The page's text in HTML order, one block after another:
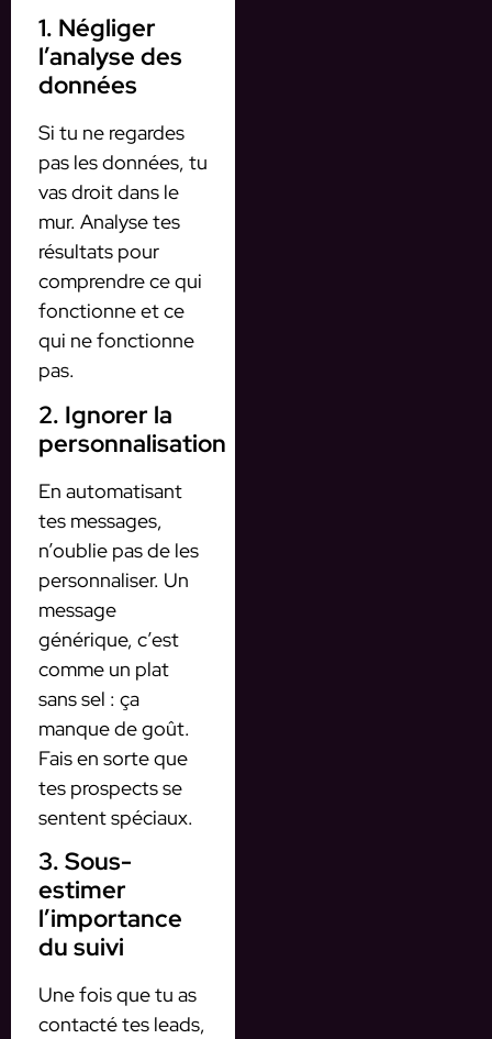
1. Négliger
l’analyse des
données
Si tu ne regardes
pas les données, tu
vas droit dans le
mur. Analyse tes
résultats pour
comprendre ce qui
fonctionne et ce
qui ne fonctionne
pas.
2. Ignorer la
personnalisation
En automatisant
tes messages,
n’oublie pas de les
personnaliser. Un
message
générique, c’est
comme un plat
sans sel : ça
manque de goût.
Fais en sorte que
tes prospects se
sentent spéciaux.
3. Sous-
estimer
l’importance
du suivi
Une fois que tu as
contacté tes leads,